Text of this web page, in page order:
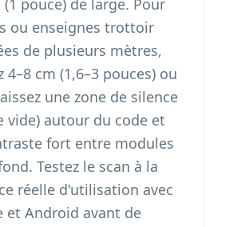
(1 pouce) de large. Pour
ou enseignes trottoir
de plusieurs mètres,
4–8 cm (1,6–3 pouces) ou
une zone de silence
vide) autour du code et
fort entre modules
Testez le scan à la
réelle d'utilisation avec
et Android avant de